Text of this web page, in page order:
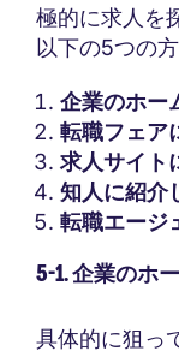
極的に求人を
以下の5つの
企業のホー
転職フェア
求人サイト
知人に紹介
転職エージ
5-1. 企業のホ
具体的に狙っ